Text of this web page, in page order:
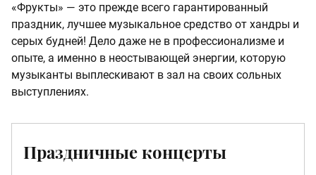
«Фрукты» — это прежде всего гарантированный
праздник, лучшее музыкальное средство от хандры и
серых будней! Дело даже не в профессионализме и
опыте, а именно в неостывающей энергии, которую
музыканты выплескивают в зал на своих сольных
выступлениях.
Праздничные концерты